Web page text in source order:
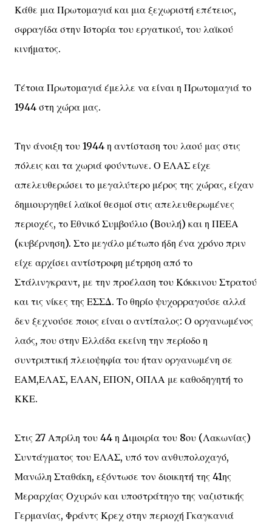
Κάθε μια Πρωτομαγιά και μια ξεχωριστή επέτειος,
σφραγίδα στην Ιστορία του εργατικού, του λαϊκού
κινήματος.
Τέτοια Πρωτομαγιά έμελλε να είναι η Πρωτομαγιά το
1944 στη χώρα μας.
Την άνοιξη του 1944 η αντίσταση του λαού μας στις
πόλεις και τα χωριά φούντωνε. Ο ΕΛΑΣ είχε
απελευθερώσει το μεγαλύτερο μέρος της χώρας, είχαν
δημιουργηθεί λαϊκοί θεσμοί στις απελευθερωμένες
περιοχές, το Εθνικό Συμβούλιο (Βουλή) και η ΠΕΕΑ
(κυβέρνηση). Στο μεγάλο μέτωπο ήδη ένα χρόνο πριν
είχε αρχίσει αντίστροφη μέτρηση από το
Στάλινγκραντ, με την προέλαση του Κόκκινου Στρατού
και τις νίκες της ΕΣΣΔ. Το θηρίο ψυχορραγούσε αλλά
δεν ξεχνούσε ποιος είναι ο αντίπαλος: Ο οργανωμένος
λαός, που στην Ελλάδα εκείνη την περίοδο η
συντριπτική πλειοψηφία του ήταν οργανωμένη σε
ΕΑΜ,ΕΛΑΣ, ΕΛΑΝ, ΕΠΟΝ, ΟΠΛΑ με καθοδηγητή το
ΚΚΕ.
Στις 27 Απρίλη του 44 η Διμοιρία του 8ου (Λακωνίας)
Συντάγματος του ΕΛΑΣ, υπό τον ανθυπολοχαγό,
Μανώλη Σταθάκη, εξόντωσε τον διοικητή της 41ης
Μεραρχίας Οχυρών και υποστράτηγο της ναζιστικής
Γερμανίας, Φράντς Κρεχ στην περιοχή Γκαγκανιά